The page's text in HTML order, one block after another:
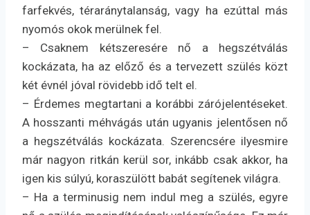
farfekvés, téraránytalanság, vagy ha ezúttal más
nyomós okok merülnek fel.
– Csaknem kétszeresére nő a hegszétválás
kockázata, ha az előző és a tervezett szülés közt
két évnél jóval rövidebb idő telt el.
– Érdemes megtartani a korábbi zárójelentéseket.
A hosszanti méhvágás után ugyanis jelentősen nő
a hegszétválás kockázata. Szerencsére ilyesmire
már nagyon ritkán kerül sor, inkább csak akkor, ha
igen kis súlyú, koraszülött babát segítenek világra.
– Ha a terminusig nem indul meg a szülés, egyre